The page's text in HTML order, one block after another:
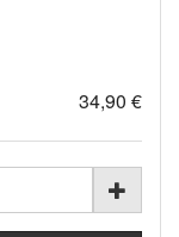
34,90 €